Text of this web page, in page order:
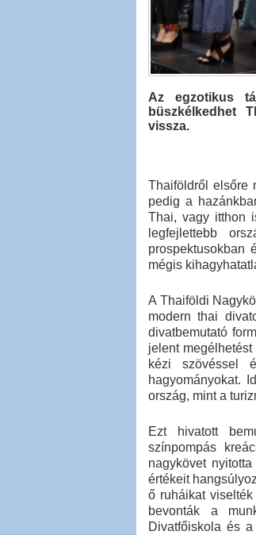
Az egzotikus
büszkélkedhet
vissza.
Thaiföldről elsőre
pedig a
Thai, vagy itthon
legfejlettebb
prospektusokban
mégis
A Thaiföldi
modern thai
divatbemutató
jelent
kézi szövéssel
hagyományokat.
ország, mint a
Ezt hivatott
színpompás
nagykövet
értékeit
ő ruháikat
bevonták a
Divatfőiskola és